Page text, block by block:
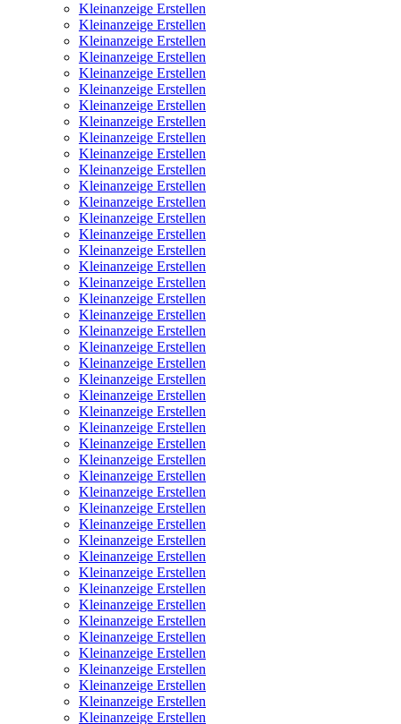
Kleinanzeige Erstellen
Kleinanzeige Erstellen
Kleinanzeige Erstellen
Kleinanzeige Erstellen
Kleinanzeige Erstellen
Kleinanzeige Erstellen
Kleinanzeige Erstellen
Kleinanzeige Erstellen
Kleinanzeige Erstellen
Kleinanzeige Erstellen
Kleinanzeige Erstellen
Kleinanzeige Erstellen
Kleinanzeige Erstellen
Kleinanzeige Erstellen
Kleinanzeige Erstellen
Kleinanzeige Erstellen
Kleinanzeige Erstellen
Kleinanzeige Erstellen
Kleinanzeige Erstellen
Kleinanzeige Erstellen
Kleinanzeige Erstellen
Kleinanzeige Erstellen
Kleinanzeige Erstellen
Kleinanzeige Erstellen
Kleinanzeige Erstellen
Kleinanzeige Erstellen
Kleinanzeige Erstellen
Kleinanzeige Erstellen
Kleinanzeige Erstellen
Kleinanzeige Erstellen
Kleinanzeige Erstellen
Kleinanzeige Erstellen
Kleinanzeige Erstellen
Kleinanzeige Erstellen
Kleinanzeige Erstellen
Kleinanzeige Erstellen
Kleinanzeige Erstellen
Kleinanzeige Erstellen
Kleinanzeige Erstellen
Kleinanzeige Erstellen
Kleinanzeige Erstellen
Kleinanzeige Erstellen
Kleinanzeige Erstellen
Kleinanzeige Erstellen
Kleinanzeige Erstellen